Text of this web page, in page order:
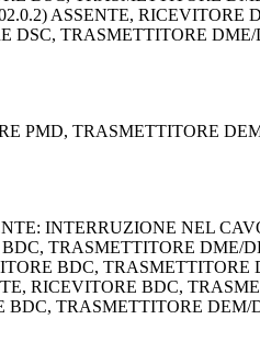
ASSENTE,
DSC, TRASMETTITORE DME/
PMD, TRASMETTITORE
INTERRUZIONE NEL
TRASMETTITORE DME/
BDC, TRASMETTITORE
RICEVITORE BDC,
BDC, TRASMETTITORE DEM/